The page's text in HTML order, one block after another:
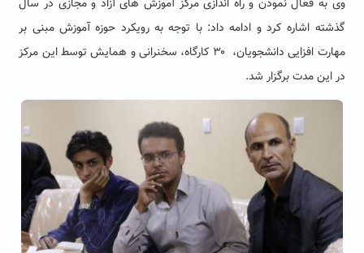
وی به فعال نمودن و راه اندازی مرکز آموزش های آزاد و مجازی در سال
گذشته اشاره کرد و ادامه داد: با توجه به رویکرد حوزه آموزش مبنی بر
مهارت افزایی دانشجویان، ۳۰ کارگاه، سخنرانی و همایش توسط این مرکز
در این مدت برگزار شد.